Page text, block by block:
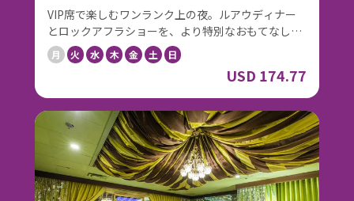
VIP席で楽しむワンランク上の夜。ルアウディナー
とロックアフラショーを、より特別なおもてなしと
ともに楽しめるVIPパッケージ。 ご到着時には、生
花オーキッドのレイでお迎え。ハワイらしい温かな
セレモニーで、特別な夜が始まります。ルアウ会場
では、優先案内でスムーズにビュッフェへ。ルアウ
名物の豚の丸焼きカルアポークやプライムロースト
ビーフなどのハワイアンビュッフェをゆったりとお
楽しみいただけます。ウクレレの生演奏やフラ、ゲ
スト参加型のフラレッスンも魅力のひとつです。 デ
ィナーの後はロイヤルハワイアンシアターへ。ロッ
クアフラショーをVIP席からご鑑賞いただけます。ス
月 火 水 木 金 土 日
USD 174.77